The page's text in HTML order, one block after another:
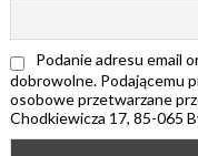
Podanie adresu email
dobrowolne. Podającemu
osobowe przetwarzane
Chodkiewicza 17, 85-065